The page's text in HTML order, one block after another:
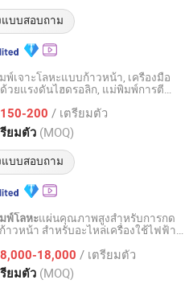
แบบสอบถาม
พ์เจาะโลหะแบบก้าวหน้า, เครื่องมือ
ด้วยแรงดันไฮดรอลิก, แม่พิมพ์การตี
200 / เตรียมตัว
ยมตัว (MOQ)
แบบสอบถาม
Group Co., Ltd.
อัตราจาก 2020
พ์โลหะแผ่นคุณภาพสูงสำหรับการกด
าวหน้า สำหรับอะไหล่เครื่องใช้ไฟฟ้า
18,000 / เตรียมตัว
ยมตัว (MOQ)
Co., Ltd.
อัตราจาก 2025